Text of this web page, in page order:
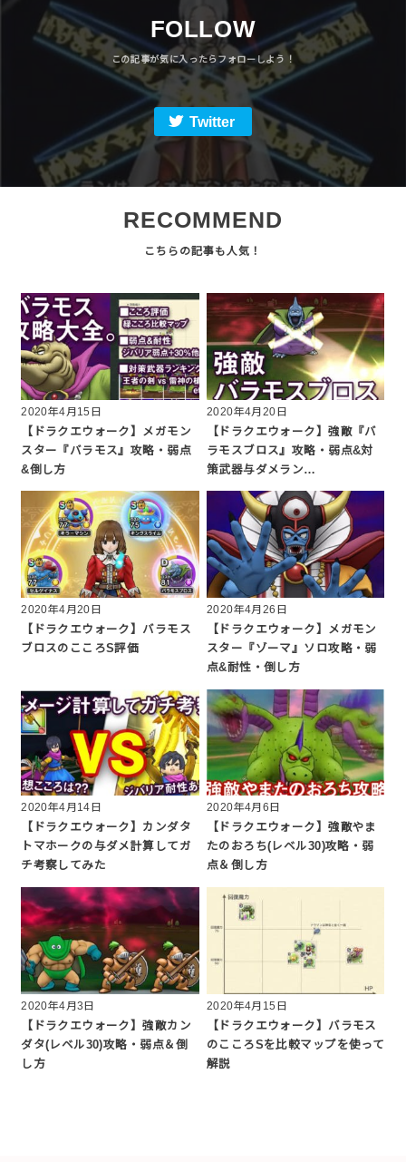
FOLLOW
Twitter
RECOMMEND
2020年4月15日
【ドラクエウォーク】メガモン
スター『バラモス』攻略・弱点
&倒し方
2020年4月20日
【ドラクエウォーク】強敵『バ
ラモスブロス』攻略・弱点&対
策武器与ダメラン…
2020年4月20日
【ドラクエウォーク】バラモス
ブロスのこころS評価
2020年4月26日
【ドラクエウォーク】メガモン
スター『ゾーマ』ソロ攻略・弱
点&耐性・倒し方
2020年4月14日
【ドラクエウォーク】カンダタ
トマホークの与ダメ計算してガ
チ考察してみた
2020年4月6日
【ドラクエウォーク】強敵やま
たのおろち(レベル30)攻略・弱
点＆倒し方
2020年4月3日
【ドラクエウォーク】強敵カン
ダタ(レベル30)攻略・弱点＆倒
し方
2020年4月15日
【ドラクエウォーク】バラモス
のこころSを比較マップを使って
解説